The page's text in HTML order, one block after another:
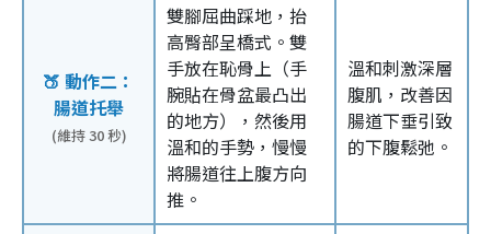
🍑 動作二：
腸道托舉
(維持 30 秒)
雙腳屈曲踩地，抬
高臀部呈橋式。雙
手放在恥骨上（手
腕貼在骨盆最凸出
的地方），然後用
溫和的手勢，慢慢
將腸道往上腹方向
推。
溫和刺激深層
腹肌，改善因
腸道下垂引致
的下腹鬆弛。